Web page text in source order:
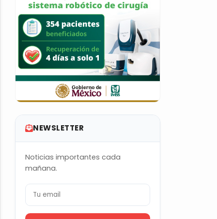
NEWSLETTER
Noticias importantes cada
mañana.